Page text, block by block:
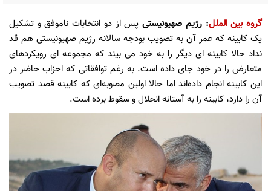
گروه بین الملل: رژیم صهیونیستیپس از دو انتخابات ناموفق و تشکیل
یک کابینه که عمر آن به تصویب بودجه سالانه رژیم صهیونیستی هم قد
نداد حالا کابینه ای دیگر را به خود می بیند که مجموعه ای رویکردهای
متعارض را در خود جای داده است. به رغم توافقاتی که احزاب حاضر در
این کابینه انجام داده‌اند اما حالا اولین مصوبه‌ای که کابینه قصد تصویب
آن را دارد، کابینه را به آستانه انحلال و سقوط برده است.